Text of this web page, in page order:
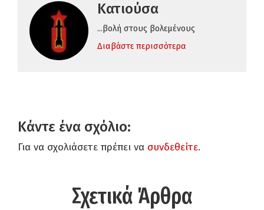
Κατιούσα
...βολή στους βολεμένους
Διαβάστε περισσότερα
Κάντε ένα σχόλιο:
Για να σχολιάσετε πρέπει να συνδεθείτε.
Σχετικά Άρθρα